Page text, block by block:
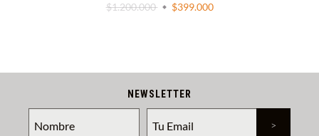
$1.200.000
$399.000
NEWSLETTER